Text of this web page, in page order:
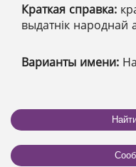
Краткая справка:
выдатнік народнай
Варианты имени: